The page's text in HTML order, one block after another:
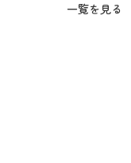
一覧を見る